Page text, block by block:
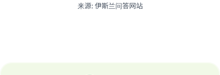
来源: 伊斯兰问答网站